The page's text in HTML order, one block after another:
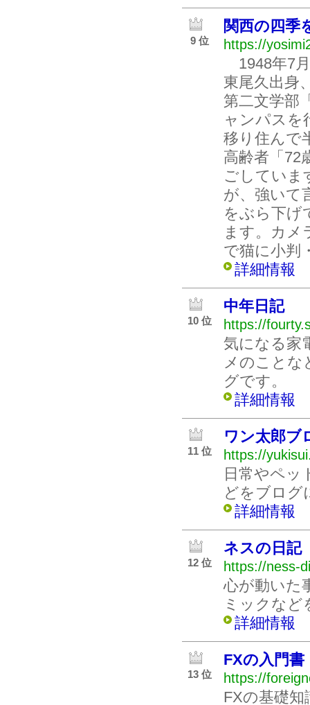
9 位
関西の四季
https://
1948年7
東尾久出身
第二文学部
ャンパスを
移り住んで
高齢者「72
ごしていま
が、強いて
をぶら下げ
ます。カメ
で猫に小判
詳細情報
10 位
中年日記
https://
気になる家
メのことな
グです。
詳細情報
11 位
ワン太郎ブ
https://
日常やペッ
どをブログ
詳細情報
12 位
ネスの日記
https://ness-
心が動いた
ミックなど
詳細情報
13 位
FXの入門書
https://
FXの基礎